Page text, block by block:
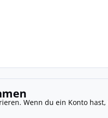
Wenn du ein Konto hast,